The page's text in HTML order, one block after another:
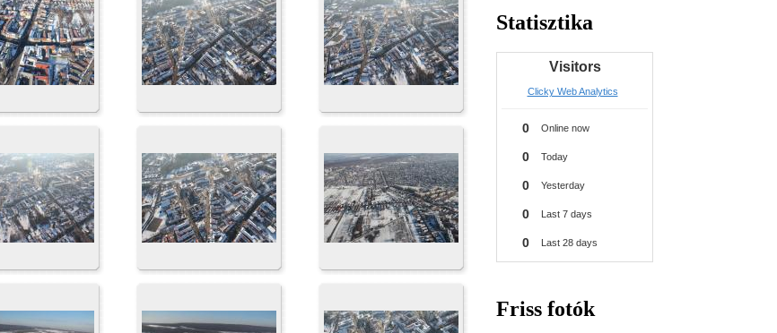
Statisztika
Friss fotók